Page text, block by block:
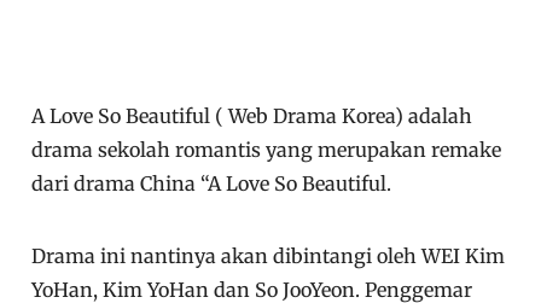
A Love So Beautiful ( Web Drama Korea) adalah
drama sekolah romantis yang merupakan remake
dari drama China “A Love So Beautiful.
Drama ini nantinya akan dibintangi oleh WEI Kim
YoHan, Kim YoHan dan So JooYeon. Penggemar